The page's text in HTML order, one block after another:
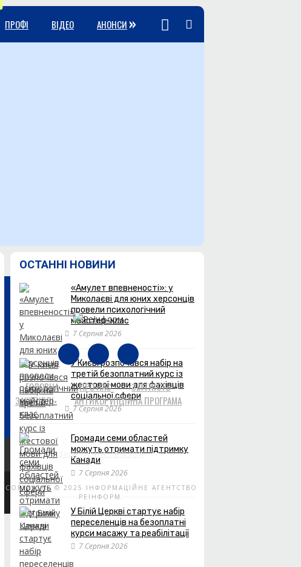
ПРОФІ ВІДЕО АНОНСИ »
ОСТАННІ НОВИНИ
«Амулет впевненості»: у
Миколаєві для юних херсонців
провели психологічний
майстер-клас
7 Серпня 2026
У Києві розпочався набір на
третій безоплатний курс із
жестової мови для фахівців
соціальної сфери
7 Серпня 2026
Громади семи областей
можуть отримати підтримку
Канади
7 Серпня 2026
У Білій Церкві стартує набір
переселенців на безоплатні
курси масажу та реабілітації
7 Серпня 2026
ГОЛОВНА ПРО НАС
ЗВІТНІСТЬ
ЗАКУПІВЛІ
АНТИКОРУПЦІЙНА ПРОГРАМА
ЗВОРОТНІЙ ЗВ'ЯЗОК
COPYRIGHT © 2025 ІНФОРМАЦІЙНЕ АГЕНТСТВО
РЕІНФОРМ.